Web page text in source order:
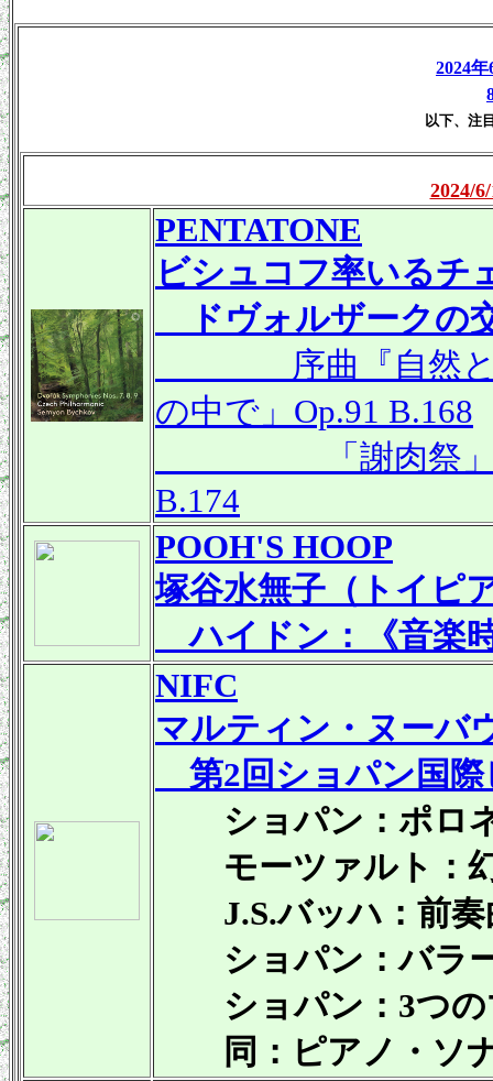
2024
以下、注
2024/
PENTATONE
ビシュコフ率いるチ
ドヴォルザークの
序曲『自然と人
の中で」Op.91 B.168
「謝肉祭」
B.174
POOH'S HOOP
塚谷水無子（トイピ
ハイドン：《音楽
NIFC
マルティン・ヌーバ
第2回ショパン国際
ショパン：ポロネ
モーツァルト：幻
J.S.バッハ：前奏
ショパン：バラー
ショパン：3つの
同：ピアノ・ソナ